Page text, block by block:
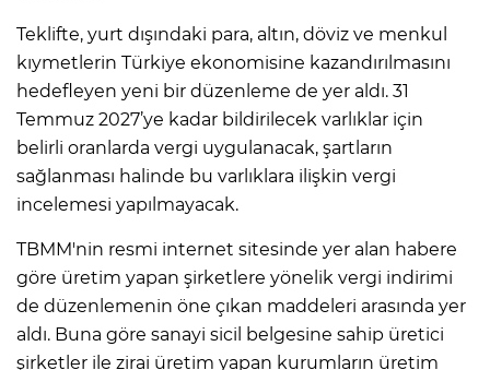
Teklifte, yurt dışındaki para, altın, döviz ve menkul
kıymetlerin Türkiye ekonomisine kazandırılmasını
hedefleyen yeni bir düzenleme de yer aldı. 31
Temmuz 2027’ye kadar bildirilecek varlıklar için
belirli oranlarda vergi uygulanacak, şartların
sağlanması halinde bu varlıklara ilişkin vergi
incelemesi yapılmayacak.
TBMM'nin resmi internet sitesinde yer alan habere
göre üretim yapan şirketlere yönelik vergi indirimi
de düzenlemenin öne çıkan maddeleri arasında yer
aldı. Buna göre sanayi sicil belgesine sahip üretici
şirketler ile zirai üretim yapan kurumların üretim